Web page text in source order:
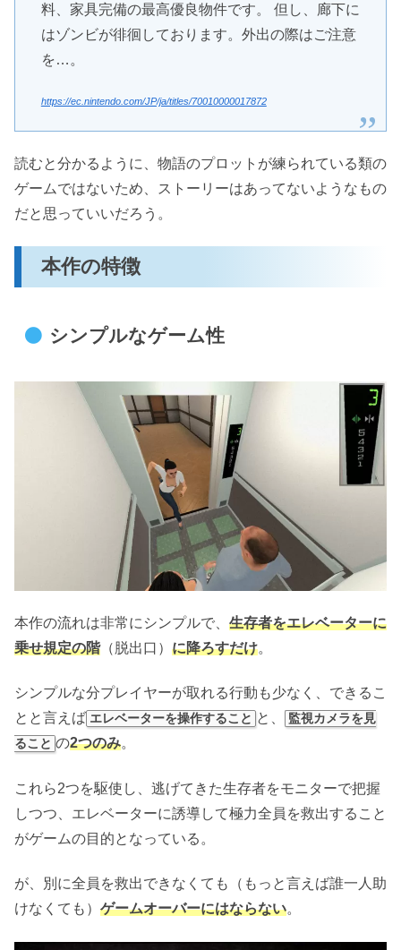
料、家具完備の最高優良物件です。 但し、廊下に
はゾンビが徘徊しております。外出の際はご注意
を…。
https://ec.nintendo.com/JP/ja/titles/70010000017872
読むと分かるように、物語のプロットが練られている類の
ゲームではないため、ストーリーはあってないようなもの
だと思っていいだろう。
本作の特徴
シンプルなゲーム性
本作の流れは非常にシンプルで、 生存者をエレベーターに
乗せ規定の階（脱出口） に降ろすだけ。
シンプルな分プレイヤーが取れる行動も少なく、できるこ
とと言えば エレベーターを操作すること と、
監視カメラを見
ること の2つのみ。
これら2つを駆使し、逃げてきた生存者をモニターで把握
しつつ、エレベーターに誘導して極力全員を救出すること
がゲームの目的となっている。
が、別に全員を救出できなくても（もっと言えば誰一人助
けなくても） ゲームオーバーにはならない。